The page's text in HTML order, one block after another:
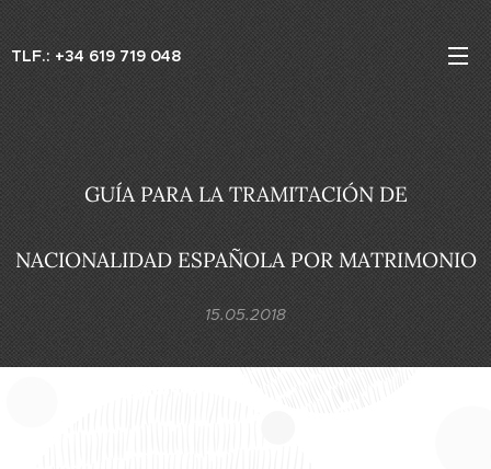
TLF.: +34 619 719 048
GUÍA PARA LA TRAMITACIÓN DE
NACIONALIDAD ESPAÑOLA POR MATRIMONIO
15.05.2018